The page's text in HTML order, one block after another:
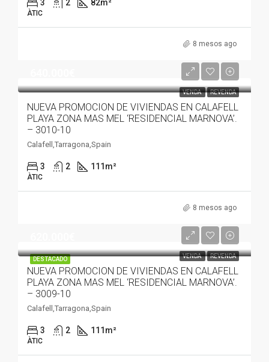
3 2 82m²
ÀTIC
8 mesos ago
VENDA REVENDA
NUEVA PROMOCION DE VIVIENDAS EN CALAFELL
PLAYA ZONA MAS MEL ‘RESIDENCIAL MARNOVA’.
– 3010-10
Calafell,Tarragona,Spain
3 2 111 m²
ÀTIC
8 mesos ago
DESTACADO VENDA REVENDA
NUEVA PROMOCION DE VIVIENDAS EN CALAFELL
PLAYA ZONA MAS MEL ‘RESIDENCIAL MARNOVA’.
– 3009-10
Calafell,Tarragona,Spain
3 2 111 m²
ÀTIC